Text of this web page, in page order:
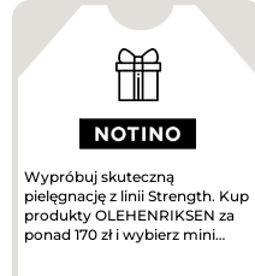
Wypróbuj skuteczną
pielęgnację z linii Strength. Kup
produkty OLEHENRIKSEN za
ponad 170 zł i wybierz mini